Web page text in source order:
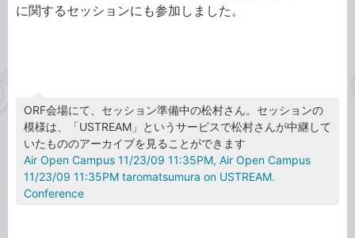
に関するセッションにも参加しました。
ORF会場にて、セッション準備中の松村さん。セッションの
模様は、「USTREAM」というサービスで松村さんが中継して
いたもののアーカイブを見ることができます
Air Open Campus 11/23/09 11:35PM, Air Open Campus
11/23/09 11:35PM taromatsumura on USTREAM.
Conference